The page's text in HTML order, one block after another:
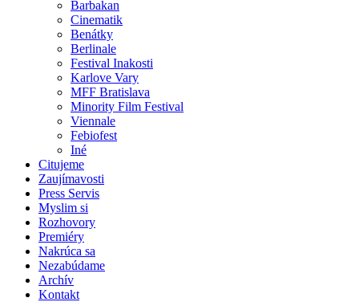
Barbakan
Cinematik
Benátky
Berlinale
Festival Inakosti
Karlove Vary
MFF Bratislava
Minority Film Festival
Viennale
Febiofest
Iné
Citujeme
Zaujímavosti
Press Servis
Myslim si
Rozhovory
Premiéry
Nakrúca sa
Nezabúdame
Archív
Kontakt